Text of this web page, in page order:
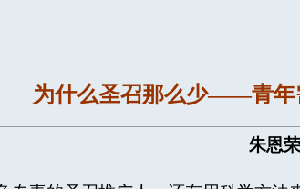
为什么圣召那么少——青年
朱恩荣